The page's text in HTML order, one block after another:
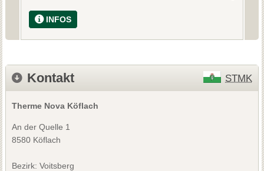
INFOS
Kontakt STMK
Therme Nova Köflach
An der Quelle 1
8580 Köflach
Bezirk: Voitsberg